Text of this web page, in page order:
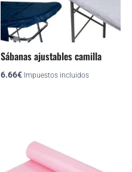
Sábanas ajustables camilla
6.66€ Impuestos incluidos
Las
opciones
pueden